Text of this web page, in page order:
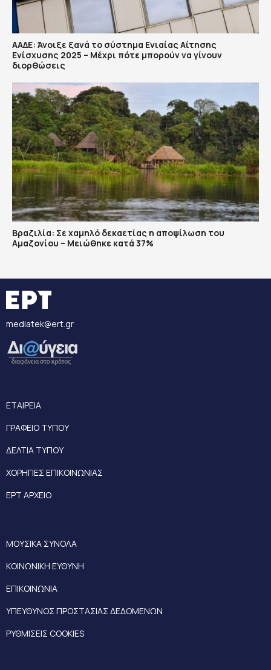
ΑΑΔΕ: Άνοιξε ξανά το σύστημα Ενιαίας Αίτησης
Ενίσχυσης 2025 – Μέχρι πότε μπορούν να γίνουν
διορθώσεις
Βραζιλία: Σε χαμηλό δεκαετίας η αποψίλωση του
Αμαζονίου – Μειώθηκε κατά 37%
mediatek@ert.gr
ΕΤΑΙΡΕΙΑ
ΓΡΑΦΕΙΟ ΤΥΠΟΥ
ΔΕΛΤΙΑ ΤΥΠΟΥ
ΧΟΡΗΓΙΕΣ ΕΠΙΚΟΙΝΩΝΙΑΣ
ΕΡΤ ΑΡΧΕΙΟ
ΜΟΥΣΙΚΑ ΣΥΝΟΛΑ
ΚΟΙΝΩΝΙΚΗ ΕΥΘΥΝΗ
ΕΠΙΚΟΙΝΩΝΙΑ
ΥΠΕΥΘΥΝΟΣ ΠΡΟΣΤΑΣΙΑΣ ΔΕΔΟΜΕΝΩΝ
ΡΥΘΜΙΣΕΙΣ COOKIES